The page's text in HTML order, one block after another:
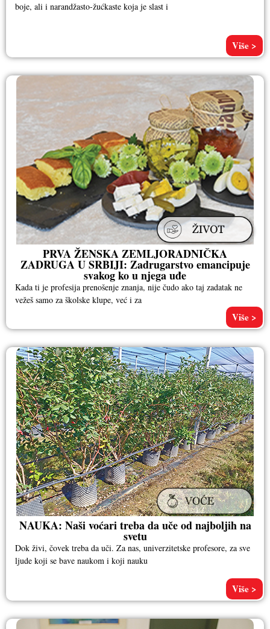
boje, ali i narandžasto-žućkaste koja je slast i
Više >
PRVA ŽENSKA ZEMLJORADNIČKA
ZADRUGA U SRBIJI: Zadrugarstvo emancipuje
svakog ko u njega uđe
Kada ti je profesija prenošenje znanja, nije čudo ako taj zadatak ne
vežeš samo za školske klupe, već i za
Više >
NAUKA: Naši voćari treba da uče od najboljih na
svetu
Dok živi, čovek treba da uči. Za nas, univerzitetske profesore, za sve
ljude koji se bave naukom i koji nauku
Više >